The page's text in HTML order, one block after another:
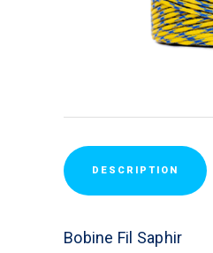
DESCRIPTION
Bobine Fil Saphir